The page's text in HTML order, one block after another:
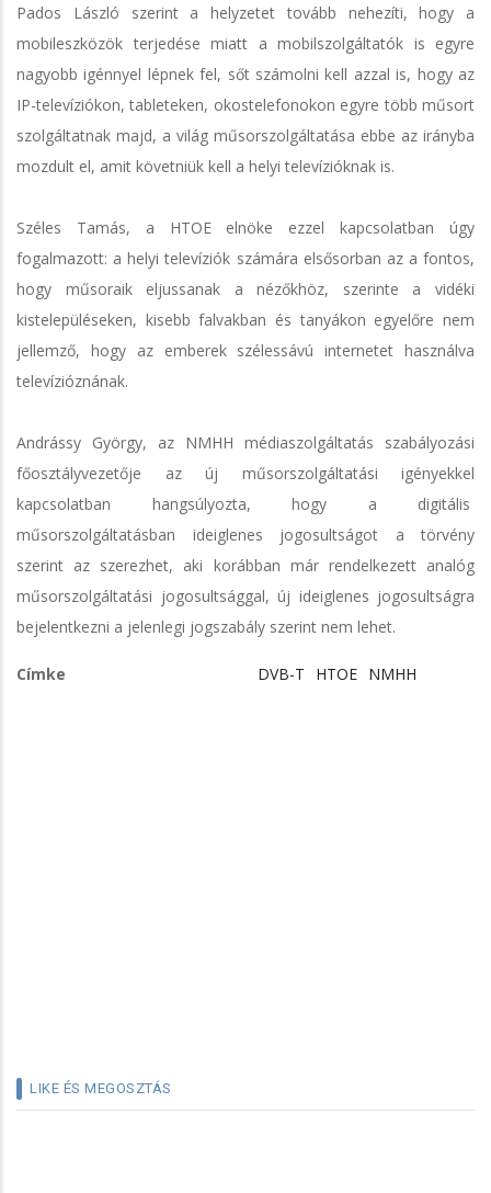
Pados László szerint a helyzetet tovább nehezíti, hogy a
mobileszközök terjedése miatt a mobilszolgáltatók is egyre
nagyobb igénnyel lépnek fel, sőt számolni kell azzal is, hogy az
IP-televíziókon, tableteken, okostelefonokon egyre több műsort
szolgáltatnak majd, a világ műsorszolgáltatása ebbe az irányba
mozdult el, amit követniük kell a helyi televízióknak is.
Széles Tamás, a HTOE elnöke ezzel kapcsolatban úgy
fogalmazott: a helyi televíziók számára elsősorban az a fontos,
hogy műsoraik eljussanak a nézőkhöz, szerinte a vidéki
kistelepüléseken, kisebb falvakban és tanyákon egyelőre nem
jellemző, hogy az emberek szélessávú internetet használva
televízióznának.
Andrássy György, az NMHH médiaszolgáltatás szabályozási
főosztályvezetője az új műsorszolgáltatási igényekkel
kapcsolatban hangsúlyozta, hogy a digitális
műsorszolgáltatásban ideiglenes jogosultságot a törvény
szerint az szerezhet, aki korábban már rendelkezett analóg
műsorszolgáltatási jogosultsággal, új ideiglenes jogosultságra
bejelentkezni a jelenlegi jogszabály szerint nem lehet.
Címke DVB-T HTOE NMHH
LIKE ÉS MEGOSZTÁS